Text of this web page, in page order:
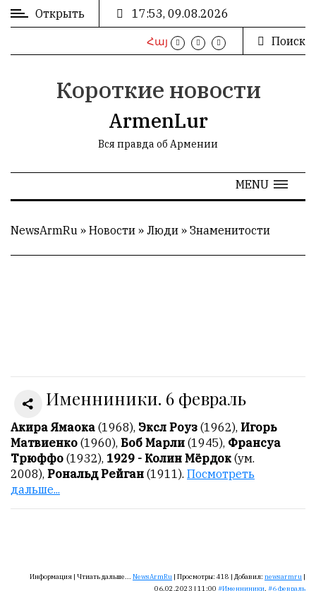
ВХОД
РЕГИСТРАЦИЯ
РЕКЛАМА
1
Гостей:
Пользователей:
0
для
Открыть 17:53, 09.08.2026
Հայ Поиск
Короткие новости
ArmenLur
Вся правда об Армении
MENU
NewsArmRu » Новости » Люди » Знаменитости
Именниники. 6 февраль
Акира Ямаока (1968), Эксл Роуз (1962), Игорь
Матвиенко (1960), Боб Марли (1945), Франсуа
Трюффо (1932), 1929 - Колин Мёрдок (ум.
2008), Рональд Рейган (1911). Посмотреть
дальше...
Информация | Чтиать дальше... NewsArmRu | Просмотры: 418 | Добавил: newsarmru |
06.02.2023 | 11:00
Именниники, 6 февраль